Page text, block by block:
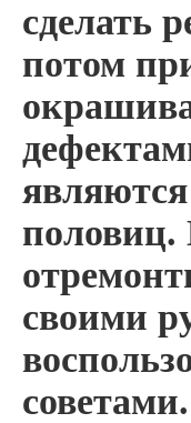
сделать
потом
своими
советами.